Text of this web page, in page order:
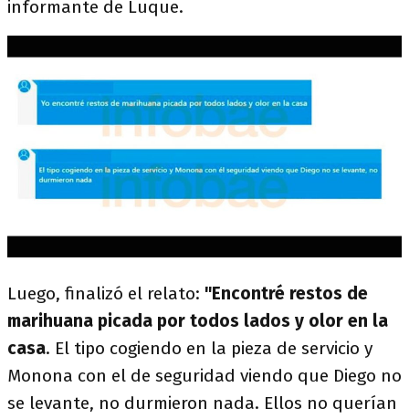
informante de Luque.
Luego, finalizó el relato: "Encontré restos de
marihuana picada por todos lados y olor en la
casa. El tipo cogiendo en la pieza de servicio y
Monona con el de seguridad viendo que Diego no
se levante, no durmieron nada. Ellos no querían